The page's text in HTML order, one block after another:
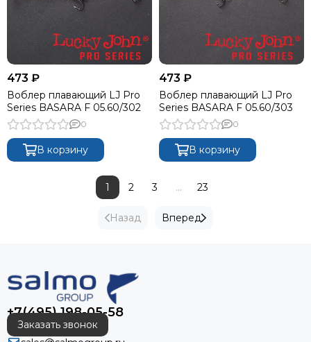
473 ₽
Воблер плавающий LJ Pro
Series BASARA F 05.60/302
0
В корзину
473 ₽
Воблер плавающий LJ Pro
Series BASARA F 05.60/303
0
В корзину
Назад
1 2 3 ... 23
Вперед
+7(495) 198-05-58
Заказать звонок